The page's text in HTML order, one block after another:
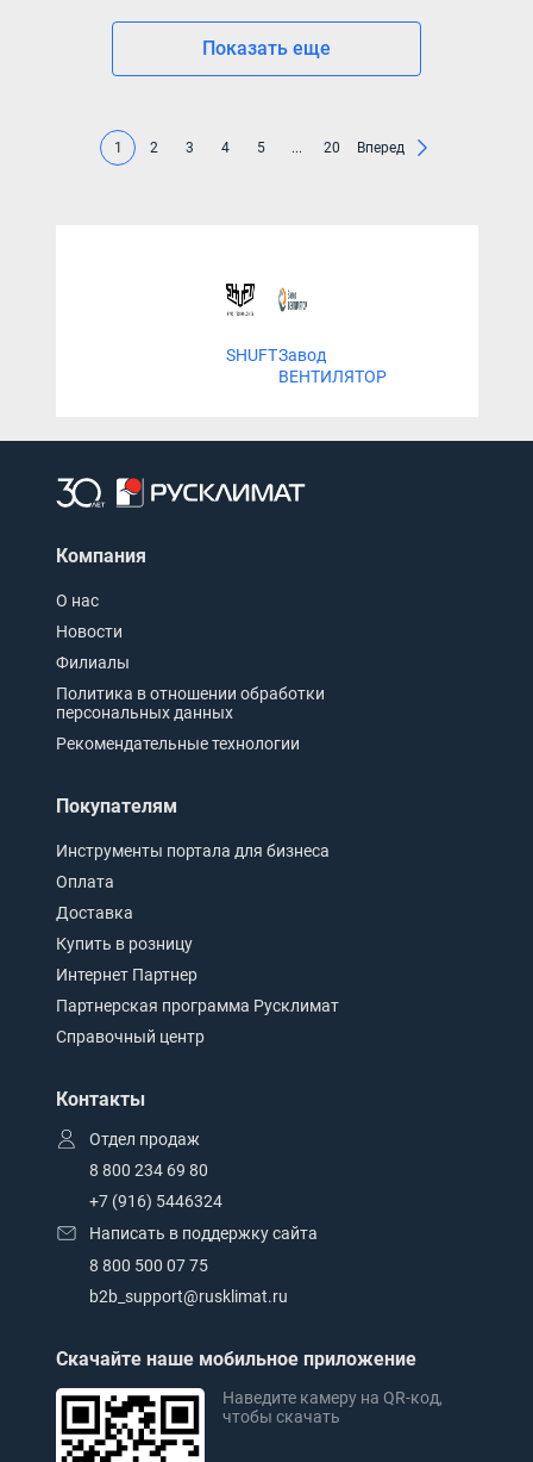
Показать еще
1 2 3 4 5 ... 20 Вперед
SHUFTЗавод
ВЕНТИЛЯТОР
Компания
О нас
Новости
Филиалы
Политика в отношении обработки
персональных данных
Рекомендательные технологии
Покупателям
Инструменты портала для бизнеса
Оплата
Доставка
Купить в розницу
Интернет Партнер
Партнерская программа Русклимат
Справочный центр
Контакты
Отдел продаж
8 800 234 69 80
+7 (916) 5446324
Написать в поддержку сайта
8 800 500 07 75
b2b_support@rusklimat.ru
Скачайте наше мобильное приложение
Наведите камеру на QR-код,
чтобы скачать